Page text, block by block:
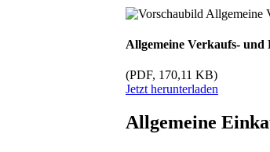
Allgemeine Verkaufs-
(PDF, 170,11 KB)
Jetzt herunterladen
Allgemeine